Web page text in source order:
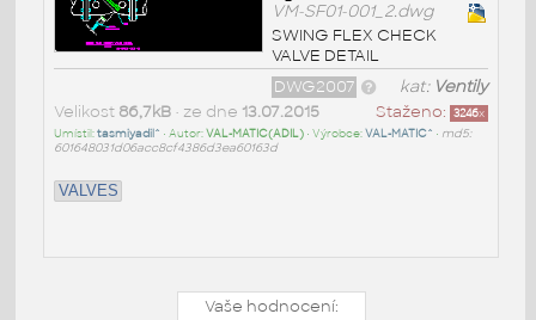
VM-SF01-001_2.dwg
SWING FLEX CHECK
VALVE DETAIL
kat: Ventily
DWG2007
Staženo: 3246x
Velikost 86,7kB• ze dne 13.07.2015
Umístil:tasmiyadil^ • Autor:VAL-MATIC(ADIL)• Výrobce:VAL-MATIC^ • md5:
601648031d06acc8cf4386d3ea60163d
VALVES
Vaše hodnocení: